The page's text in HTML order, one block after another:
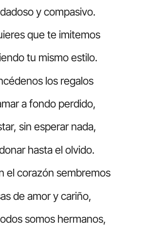
y compasivo.
que te imitemos
tu mismo estilo.
los regalos
a fondo perdido,
sin esperar nada,
hasta el olvido.
el corazón sembremos
de amor y cariño,
somos hermanos,